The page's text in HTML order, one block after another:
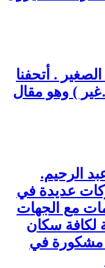
. أتحفنا
) وهو مقال
الرحيم.
عديدة في
مع الجهات
لكافة سكان
مشكورة في